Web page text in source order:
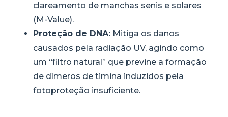
clareamento de manchas senis e solares
(M-Value).
Proteção de DNA: Mitiga os danos
causados pela radiação UV, agindo como
um “filtro natural” que previne a formação
de dímeros de timina induzidos pela
fotoproteção insuficiente.